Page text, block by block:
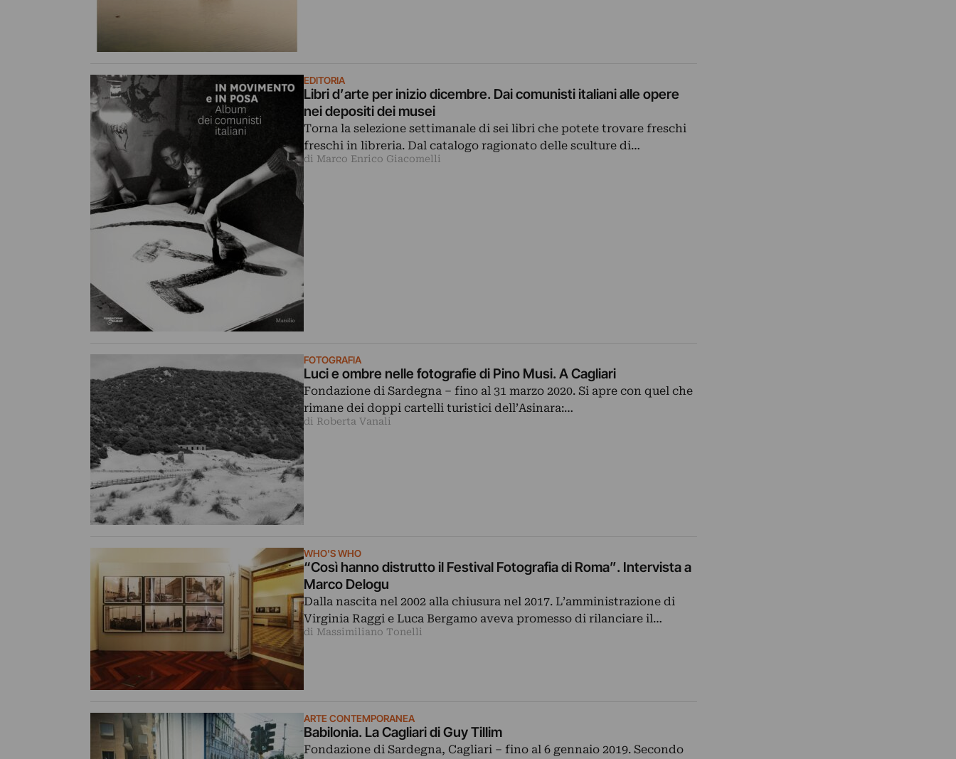
EDITORIA
Libri d’arte per inizio dicembre. Dai comunisti italiani alle opere
nei depositi dei musei
Torna la selezione settimanale di sei libri che potete trovare freschi
freschi in libreria. Dal catalogo ragionato delle sculture di…
di Marco Enrico Giacomelli
FOTOGRAFIA
Luci e ombre nelle fotografie di Pino Musi. A Cagliari
Fondazione di Sardegna – fino al 31 marzo 2020. Si apre con quel che
rimane dei doppi cartelli turistici dell’Asinara:…
di Roberta Vanali
WHO'S WHO
“Così hanno distrutto il Festival Fotografia di Roma”. Intervista a
Marco Delogu
Dalla nascita nel 2002 alla chiusura nel 2017. L’amministrazione di
Virginia Raggi e Luca Bergamo aveva promesso di rilanciare il…
di Massimiliano Tonelli
ARTE CONTEMPORANEA
Babilonia. La Cagliari di Guy Tillim
Fondazione di Sardegna, Cagliari ‒ fino al 6 gennaio 2019. Secondo